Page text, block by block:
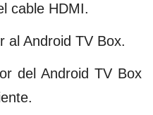
cable HDMI.
al Android TV Box.
del Android TV Box